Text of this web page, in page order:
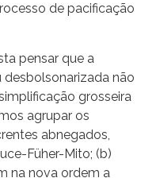
de pacificação
pensar que a
desbolsonarizada não
grosseira
agrupar os
abnegados,
Füher-Mito; (b)
na nova ordem a